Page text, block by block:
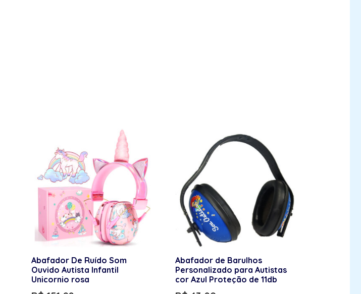
Abafador De Ruído Som
Ouvido Autista Infantil
Unicornio rosa
Abafador de Barulhos
Personalizado para Autistas
cor Azul Proteção de 11db